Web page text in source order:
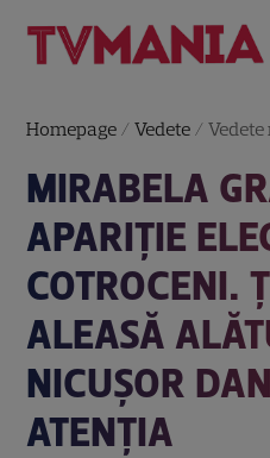
Homepage /Vedete /
MIRABELA
APARIȚIE
COTROCENI.
ALEASĂ
NICUȘOR
ATENȚIA